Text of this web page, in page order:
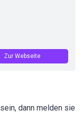
Zur Webseite
dann melden sie